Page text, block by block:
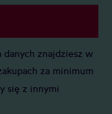
znajdziesz w
za minimum
się z innymi